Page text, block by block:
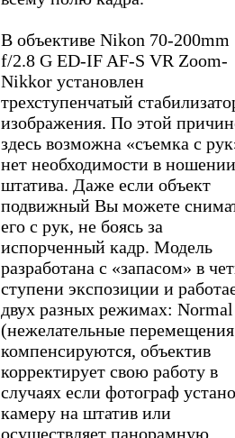
В объективе Nikon 70-200mm
f/2.8 G ED-IF AF-S VR Zoom-
Nikkor установлен
трехступенчатый
изображения. По этой
здесь возможна «съемка с
нет необходимости в ношении
штатива. Даже если объект
подвижный Вы можете
его с рук, не боясь за
испорченный кадр. Модель
разработана с «запасом» в
ступени экспозиции и
двух разных режимах: Normal
(нежелательные перемещения
компенсируются, объектив
корректирует свою работу в
случаях если фотограф
камеру на штатив или
осуществляет панорамную